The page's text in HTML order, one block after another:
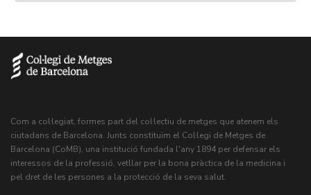
Com a col·legiat, formes part del col·lectiu de metges que atenem els
ciutadans de Barcelona. Junts constituïm el Col·legi de Metges de
Barcelona (CoMB), una institució fundada l'any 1894 per defensar els
interessos de la professió, vetllar per la bona pràctica de la medicina i
pel dret de les persones a la protecció de la seva salut.